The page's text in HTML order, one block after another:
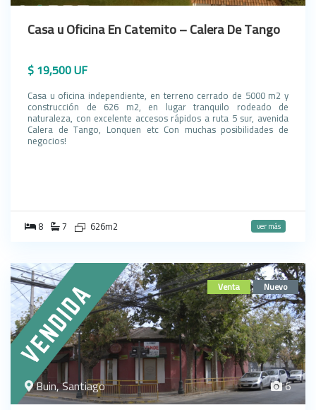
Casa u Oficina En Catemito – Calera De Tango
$ 19,500 UF
Casa u oficina independiente, en terreno cerrado de 5000 m2 y
construcción de 626 m2, en lugar tranquilo rodeado de
naturaleza, con excelente accesos rápidos a ruta 5 sur, avenida
Calera de Tango, Lonquen etc Con muchas posibilidades de
negocios!
8 7 626m2 ver más
Venta Nuevo
Buin, Santiago 6